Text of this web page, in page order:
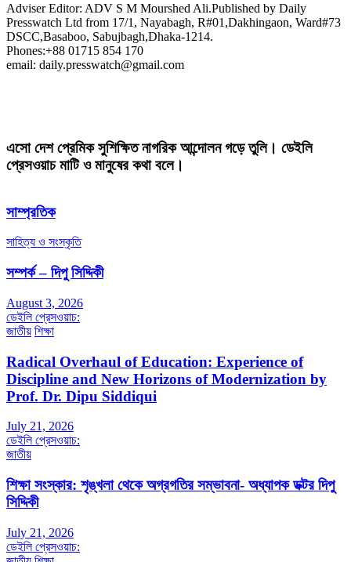
Adviser Editor: ADV S M Mourshed Ali.Published by Daily
Presswatch Ltd from 17/1, Nayabagh, R#01,Dakhingaon, Ward#73
DSCC,Basaboo, Sabujbagh,Dhaka-1214.
Phones:+88 01715 854 170
email: daily.presswatch@gmail.com
এসো দেশ প্রেমিক সুশিক্ষিত নাগরিক আন্দোলন গড়ে তুলি। ডেইলি
প্রেসওয়াচ মাটি ও মানুষের কথা বলে।
সাম্প্রতিক
সাহিত্য ও সংস্কৃতি
সম্পর্ক – দিপু সিদ্দিকী
August 3, 2026
ডেইলি প্রেসওয়াচ:
জাতীয় শিক্ষা
Radical Overhaul of Education: Experience of
Discipline and New Horizons of Modernization by
Prof. Dr. Dipu Siddiqui
July 21, 2026
ডেইলি প্রেসওয়াচ:
জাতীয়
শিক্ষা সংস্কার: শৃঙ্খলা থেকে অগ্রগতির সম্ভাবনা- অধ্যাপক ডক্টর দিপু
সিদ্দিকী
July 21, 2026
ডেইলি প্রেসওয়াচ: